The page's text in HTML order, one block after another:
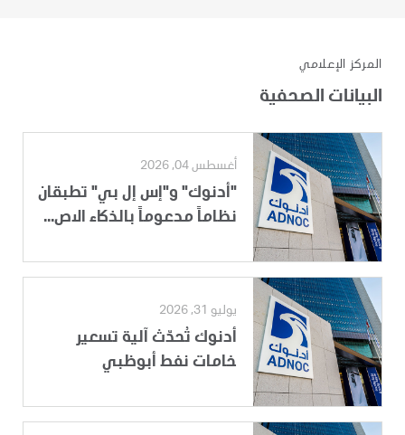
المركز الإعلامي
البيانات الصحفية
أغسطس 04, 2026
"أدنوك" و"إس إل بي" تطبقان
نظاماً مدعوماً بالذكاء الاص...
يوليو 31, 2026
أدنوك تُحدّث آلية تسعير
خامات نفط أبوظبي